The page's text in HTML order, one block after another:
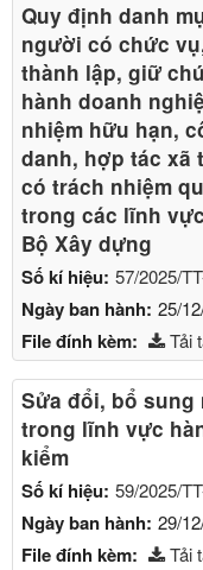
Quy định danh
người có chức
thành lập, giữ
hành doanh
nhiệm hữu hạn,
danh, hợp tác xã
có trách nhiệm
trong các lĩnh
Bộ Xây dựng
Số kí hiệu: 57/2025/
Ngày ban hành: 25/
File đính kèm: Tải
Sửa đổi, bổ sung
trong lĩnh vực
kiểm
Số kí hiệu: 59/2025/
Ngày ban hành: 29/
File đính kèm: Tải